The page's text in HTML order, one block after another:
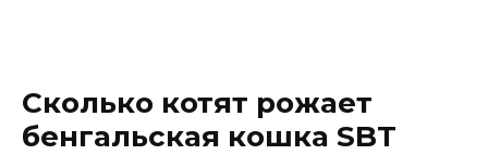
Сколько котят рожает
бенгальская кошка SBT